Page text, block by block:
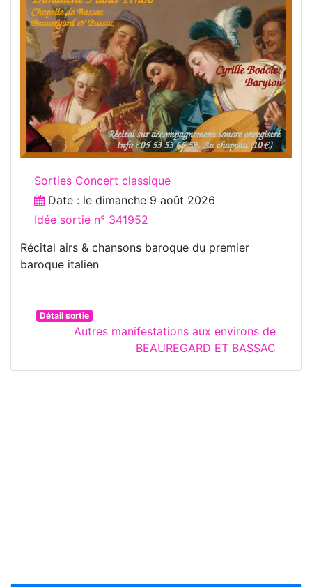
Sorties Concert classique
Date : le dimanche 9 août 2026
Idée sortie n° 341952
Récital airs & chansons baroque du premier
baroque italien
Détail sortie
Autres manifestations aux environs de
BEAUREGARD ET BASSAC